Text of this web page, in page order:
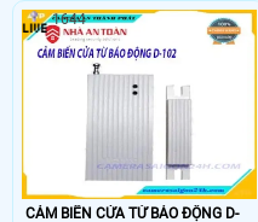
chip và các tổ chức thử nghiệm.
CẢM BIẾN CỬA TỪ BÁO ĐỘNG D-
1644